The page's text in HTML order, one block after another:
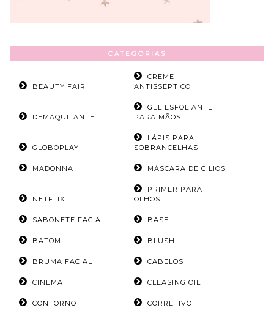
CATEGORIAS
BEAUTY FAIR
CREME
ANTISSÉPTICO
DEMAQUILANTE
GEL ESFOLIANTE
PARA MÃOS
GLOBOPLAY
LÁPIS PARA
SOBRANCELHAS
MADONNA MÁSCARA DE CÍLIOS
NETFLIX
PRIMER PARA
OLHOS
SABONETE FACIAL BASE
BATOM BLUSH
BRUMA FACIAL CABELOS
CINEMA CLEASING OIL
CONTORNO CORRETIVO